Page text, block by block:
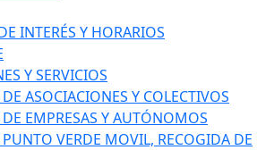
INTERÉS Y HORARIOS
Y SERVICIOS
ASOCIACIONES Y COLECTIVOS
EMPRESAS Y AUTÓNOMOS
VERDE MOVIL, RECOGIDA DE